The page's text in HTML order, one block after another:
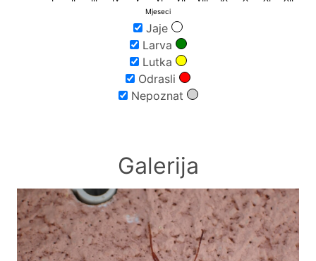
Mjeseci
Jaje
Larva
Lutka
Odrasli
Nepoznat
Galerija